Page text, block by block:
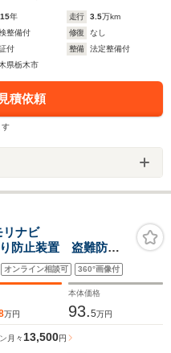
年 走行 3.5万km
整備付 修復
なし
付 整備
法定整備付
県栃木市
積依頼
す
リナビ
防止装置 盗難防止
ンプ ブラック合皮/
アームレスト(運転
オンライン相談可 360°画像付
万円
本体価格
93.5万円
月々 13,500円